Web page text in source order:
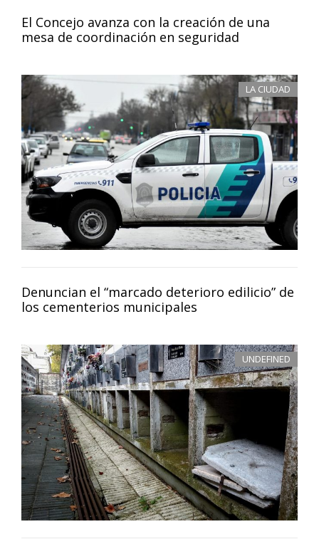
El Concejo avanza con la creación de una
mesa de coordinación en seguridad
LA CIUDAD
Denuncian el “marcado deterioro edilicio” de
los cementerios municipales
UNDEFINED